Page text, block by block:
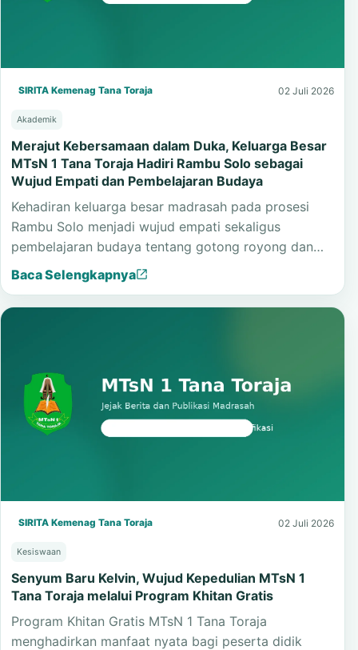
SIRITA Kemenag Tana Toraja 02 Juli 2026
Akademik
Merajut Kebersamaan dalam Duka, Keluarga Besar
MTsN 1 Tana Toraja Hadiri Rambu Solo sebagai
Wujud Empati dan Pembelajaran Budaya
Rambu Solo menjadi wujud empati sekaligus
SIRITA Kemenag Tana Toraja 02 Juli 2026
Senyum Baru Kelvin, Wujud Kepedulian MTsN 1